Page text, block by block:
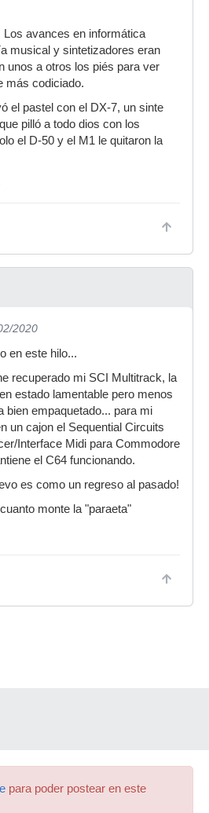
avances en informática
musical y sintetizadores eran
unos a otros los piés para ver
más codiciado.
el pastel con el DX-7, un sinte
pilló a todo dios con los
el D-50 y el M1 le quitaron la
2020
en este hilo...
recuperado mi SCI Multitrack, la
estado lamentable pero menos
bien empaquetado... para mi
un cajon el Sequential Circuits
Interface Midi para Commodore
el C64 funcionando.
es como un regreso al pasado!
monte la "paraeta"
para poder postear en este